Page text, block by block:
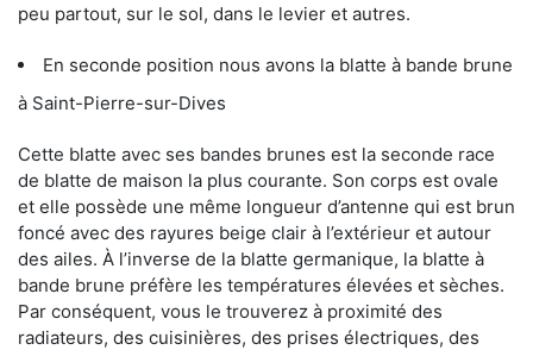
peu partout, sur le sol, dans le levier et autres.
En seconde position nous avons la blatte à bande brune
à Saint-Pierre-sur-Dives
Cette blatte avec ses bandes brunes est la seconde race
de blatte de maison la plus courante. Son corps est ovale
et elle possède une même longueur d’antenne qui est brun
foncé avec des rayures beige clair à l’extérieur et autour
des ailes. À l’inverse de la blatte germanique, la blatte à
bande brune préfère les températures élevées et sèches.
Par conséquent, vous le trouverez à proximité des
radiateurs, des cuisinières, des prises électriques, des